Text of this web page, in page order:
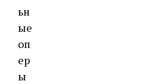
ьн
ые
оп
ер
ы